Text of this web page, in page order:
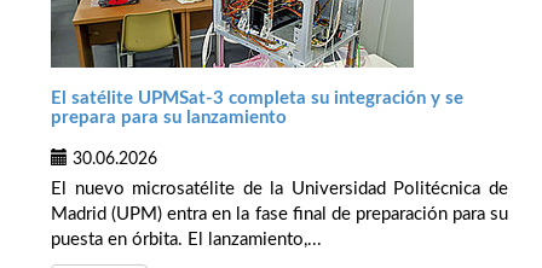
El satélite UPMSat-3 completa su integración y se
prepara para su lanzamiento
30.06.2026
El nuevo microsatélite de la Universidad Politécnica de
Madrid (UPM) entra en la fase final de preparación para su
puesta en órbita. El lanzamiento,...